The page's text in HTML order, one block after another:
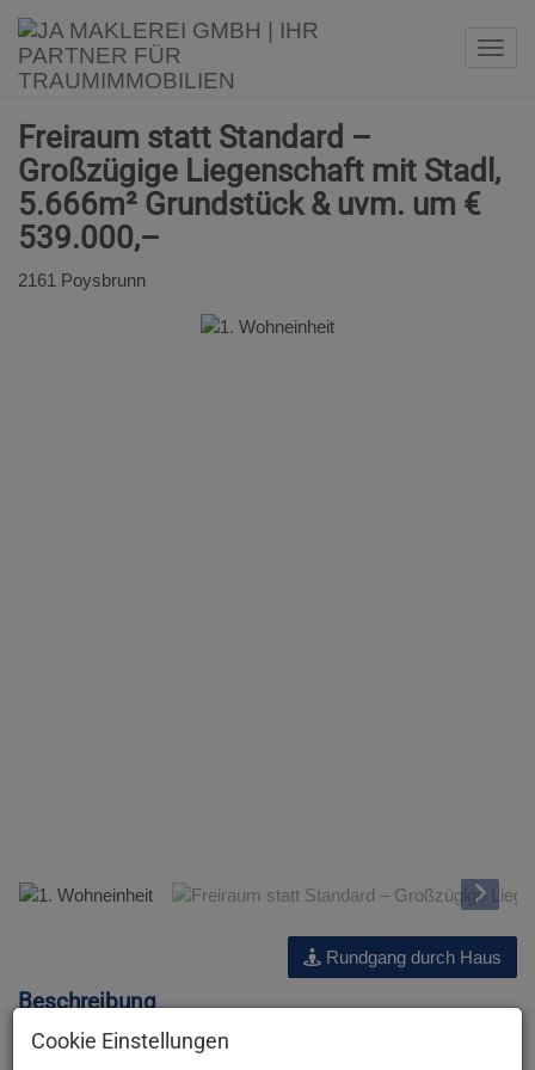
Freiraum statt Standard –
Großzügige Liegenschaft mit Stadl,
5.666m² Grundstück & uvm. um €
539.000,–
2161 Poysbrunn
Rundgang durch Haus
Beschreibung
Hallo und herzlich Willkommen bei der JA Maklerei :)
Cookie Einstellungen